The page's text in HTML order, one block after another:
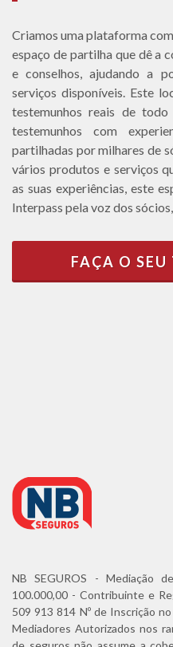
Criamos uma plataforma
espaço de partilha que dê a
e conselhos, ajudando a
serviços disponíveis. Este
testemunhos reais de
testemunhos com
partilhadas por milhares de
vários produtos e serviços
as suas experiências, este
Interpass pela voz dos
FAÇA O
NB SEGUROS - Mediação
100.000,00 - Contribuinte e
509 913 814 Nº de Inscrição
Mediadores Autorizados nos